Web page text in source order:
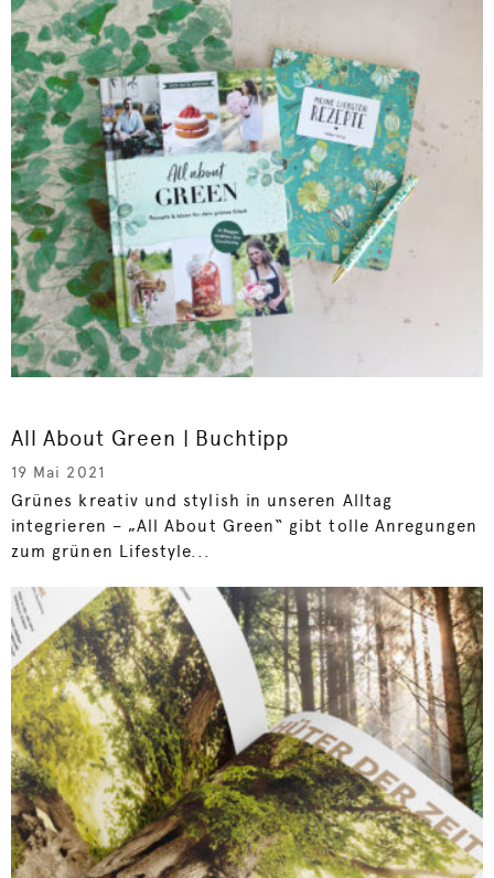
All About Green | Buchtipp
19 Mai 2021
Grünes kreativ und stylish in unseren Alltag
integrieren – „All About Green“ gibt tolle Anregungen
zum grünen Lifestyle...